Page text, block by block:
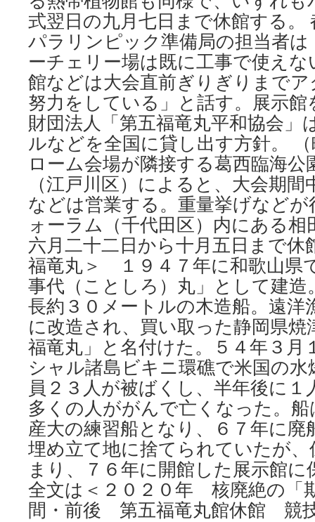
式翌日の九月七日まで休館する。
パラリンピック準備局の担当者
ーチェリー場は既に工事で使え
館などは大会直前ぎりぎりまで
努力をしている」と話す。展示
財団法人「第五福竜丸平和協会」
ルなどを全国に貸し出す方針。
ローム会場が隣接する葛西臨海
（江戸川区）によると、大会期
などは営業する。重量挙げなど
ォーラム（千代田区）内にある
六月二十二日から十月五日まで休
福竜丸＞ １９４７年に和歌山県
事代（ことしろ）丸」として建造
長約３０メートルの木造船。遠洋
に改造され、買い取った静岡県焼
福竜丸」と名付けた。５４年３月
シャル諸島ビキニ環礁で米国の
員２３人が被ばくし、半年後に
多くの人ががんで亡くなった。
産大の練習船となり、６７年に廃
埋め立て地に捨てられていたが
まり、７６年に開館した展示館
全文は＜２０２０年 核廃絶の「
間・前後 第五福竜丸館休館 競